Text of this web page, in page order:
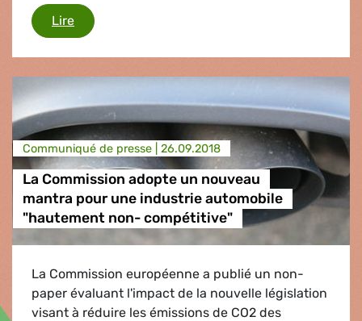
LireDéni de réalité sous l'influence d'une
Communiqué de presse | 26.09.2018
La Commission adopte un nouveau
mantra pour une industrie automobile
"hautement non- compétitive"
La Commission européenne a publié un non-
paper évaluant l'impact de la nouvelle législation
visant à réduire les émissions de CO2 des